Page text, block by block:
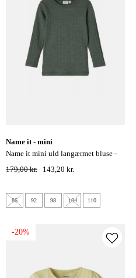
name it - mini
name it mini uld langærmet bluse -
duck green
179,00 kr. 143,20 kr.
86 92 98 104 110
-20%